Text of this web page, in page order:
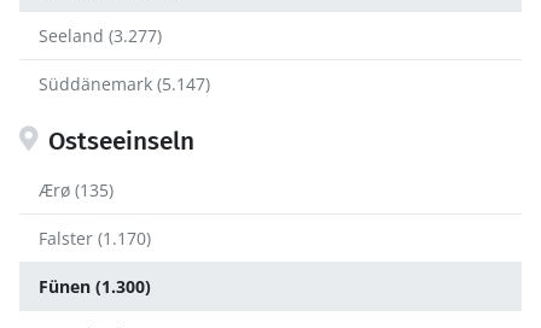
Seeland (3.277)
Süddänemark (5.147)
Ostseeinseln
Ærø (135)
Falster (1.170)
Fünen (1.300)